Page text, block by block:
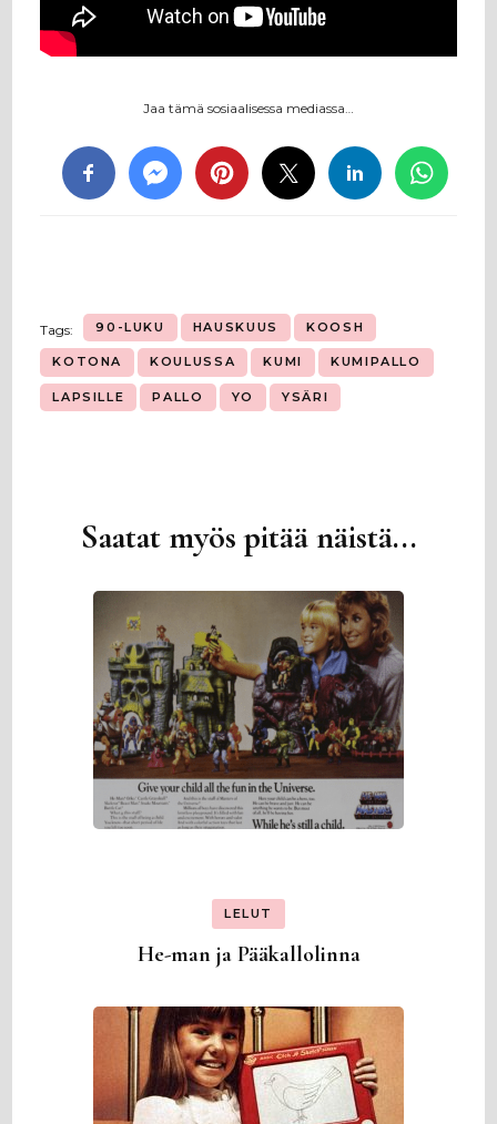
Jaa tämä sosiaalisessa mediassa…
Tags: 90-LUKU HAUSKUUS KOOSH
KOTONA KOULUSSA KUMI KUMIPALLO
LAPSILLE PALLO YO YSÄRI
Artikkelien
Saatat myös pitää näistä...
LELUT
He-man ja Pääkallolinna